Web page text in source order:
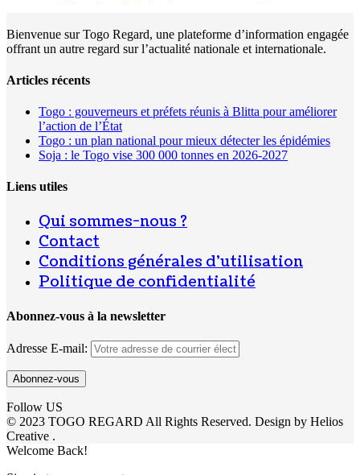
Bienvenue sur Togo Regard, une plateforme d’information engagée
offrant un autre regard sur l’actualité nationale et internationale.
Articles récents
Togo : gouverneurs et préfets réunis à Blitta pour améliorer
l’action de l’État
Togo : un plan national pour mieux détecter les épidémies
Soja : le Togo vise 300 000 tonnes en 2026-2027
Liens utiles
Qui sommes-nous ?
Contact
Conditions générales d’utilisation
Politique de confidentialité
Abonnez-vous à la newsletter
Adresse E-mail:
Follow US
© 2023 TOGO REGARD All Rights Reserved. Design by Helios
Creative .
Welcome Back!